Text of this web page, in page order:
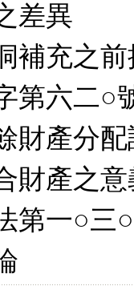
差異
補充之前
第六二○
財產分
財產之意
第一○三